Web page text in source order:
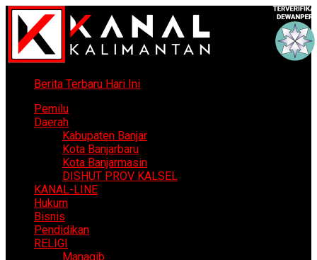
Berita Terbaru Hari Ini
Pemilu
Daerah
Kabupaten Banjar
Kota Banjarbaru
Kota Banjarmasin
DISHUT PROV KALSEL
KANAL-LINE
Hukum
Bisnis
Pendidikan
RELIGI
Manaqib